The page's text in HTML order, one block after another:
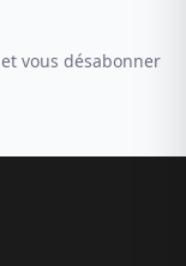
vous désabonner